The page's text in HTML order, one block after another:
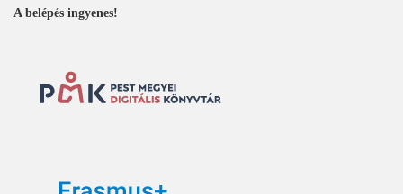
A belépés ingyenes!